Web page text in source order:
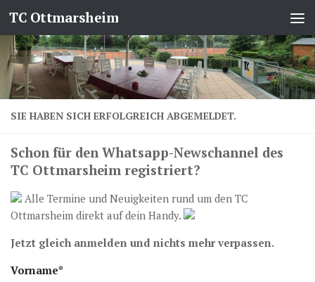
Zum Inhalt springen
TC Ottmarsheim
SIE HABEN SICH ERFOLGREICH ABGEMELDET.
Schon für den Whatsapp-Newschannel des
TC Ottmarsheim registriert?
Alle Termine und Neuigkeiten rund um den TC
Ottmarsheim direkt auf dein Handy.
Jetzt gleich anmelden und nichts mehr verpassen.
Vorname*